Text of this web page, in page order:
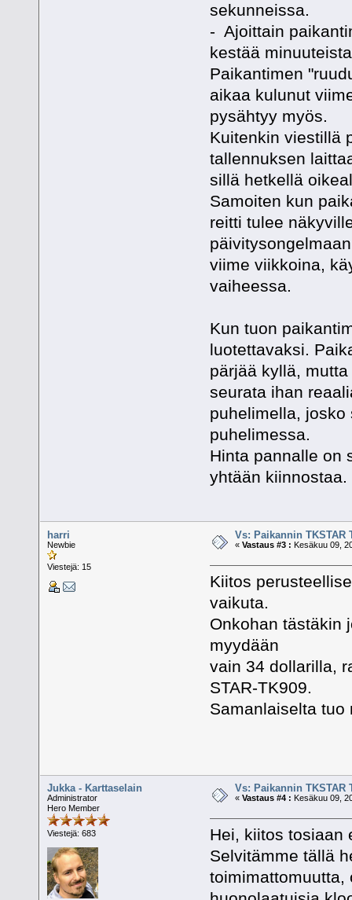
sekunneissa.
- Ajoittain
kestää
Paikantimen
aikaa kulunut
pysähtyy myös.
Kuitenkin viestillä
tallennuksen
sillä hetkellä
Samoiten kun
reitti tulee
viime viikkoina,
vaiheessa.
Kun tuon
luotettavaksi.
pärjää kyllä,
seurata ihan
puhelimella,
puhelimessa.
Hinta pannalle on
yhtään kiinnostaa.
harri
Newbie
Viestejä: 15
Vs: Paikannin TKSTAR
«Vastaus #3 : Kesäkuu 09,
Kiitos
vaikuta.
Onkohan tästäkin
myydään
vain 34 dollarilla,
STAR-TK909.
Samanlaiselta tuo
Jukka - Karttaselain
Administrator
Hero Member
Viestejä: 683
Vs: Paikannin TKSTAR
«Vastaus #4 : Kesäkuu 09,
Hei, kiitos tosiaan
Selvitämme tällä
toimimattomuutta,